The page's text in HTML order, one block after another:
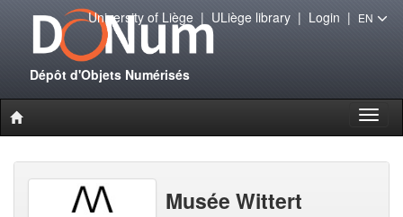
Dépôt d'Objets Numérisés
University of Liège| ULiège library| Login | EN
Musée Wittert